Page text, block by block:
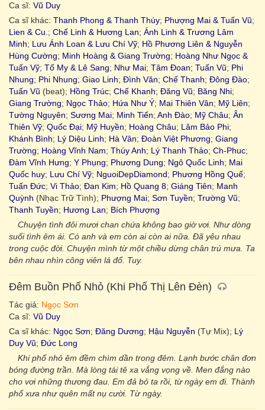
Ca sĩ: Vũ Duy
Ca sĩ khác: Thanh Phong & Thanh Thúy; Phượng Mai & Tuấn Vũ;
Lien & Cu. ; Chế Linh & Hương Lan; Ánh Linh & Trương Lâm
Minh; Lưu Ánh Loan & Lưu Chí Vỹ; Hồ Phương Liên & Nguyễn
Hùng Cường; Minh Hoàng & Giang Trường; Hoàng Như Ngọc &
Tuấn Vỹ; Tố My & Lê Sang; Như Mai; Tâm Đoan; Tuấn Vũ; Phi
Nhung; Phi Nhung; Giao Linh; Đình Văn; Chế Thanh; Đông Đào;
Tuấn Vũ (beat); Hồng Trúc; Chế Khanh; Đăng Vũ; Băng Nhi;
Giang Trường; Ngọc Thảo; Hứa Như Ý; Mai Thiên Vân; Mỹ Liên;
Tường Nguyên; Sương Mai; Minh Tiến; Anh Đào; Mỹ Châu; Ân
Thiên Vỹ; Quốc Đại; Mỹ Huyền; Hoàng Châu; Lâm Bảo Phi;
Khánh Bình; Lý Diệu Linh; Hà Vân; Đoàn Việt Phương; Giang
Trường; Hoàng Vĩnh Nam; Thúy Anh; Lý Thanh Thảo; Ch-Phuc;
Đàm Vĩnh Hưng; Y Phụng; Phương Dung; Ngô Quốc Linh; Mai
Quốc huy; Lưu Chí Vỹ; NguoiDepDiamond; Phương Hồng Quế;
Tuấn Đức; Vi Thảo; Đan Kim; Hồ Quang 8; Giáng Tiên; Manh
Quỳnh (Nhạc Trữ Tình); Phượng Mai; Sơn Tuyền; Trường Vũ;
Thanh Tuyền; Hương Lan; Bích Phượng
Chuyện tình đôi mươi chan chứa không bao giờ vơi. Như dòng
suối tình êm ái. Có anh và em còn ai còn ai nữa. Đã yêu nhau
trong cuộc đời. Chuyện mình từ một chiều dừng chân trú mưa. Ta
bên nhau nhìn công viên lá đổ. Tuy.
Đêm Buồn Phố Nhỏ (Khi Phố Thị Lên Đèn)
Tác giả: Ngọc Sơn
Ca sĩ: Vũ Duy
Ca sĩ khác: Ngọc Sơn; Đăng Dương; Hậu Nguyễn (Tự Mix); Lý
Duy Vũ; Đức Long
Khi phố nhỏ êm đềm chìm dần trong đêm. Lạnh bước chân đơn
bóng đường trần. Mà lòng tái tê xa vắng vọng về. Men đắng nào
cho vơi những thương đau. Em đả bỏ ta rồi, từ ngày em đi. Thành
phố xưa như quên mất nụ cười. Từ ngày.